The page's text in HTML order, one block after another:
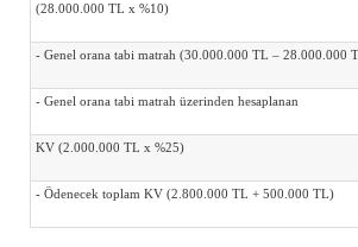
(28.000.000 TL x %10)
- Genel orana tabi matrah (30.000.000 TL – 28.000.000
- Genel orana tabi matrah üzerinden hesaplanan
KV (2.000.000 TL x %25)
- Ödenecek toplam KV (2.800.000 TL + 500.000 TL)